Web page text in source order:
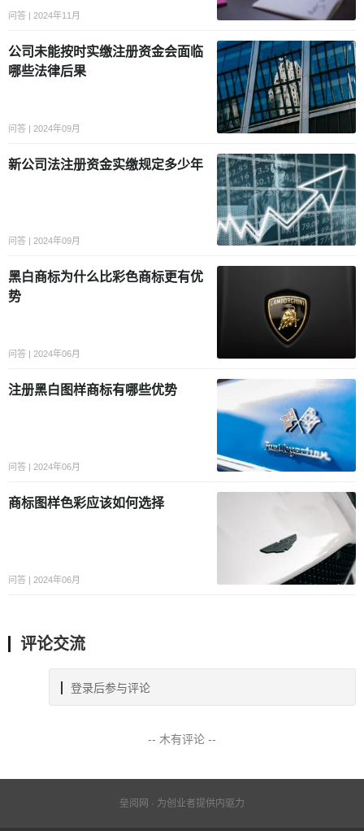
问答 | 2024年11月
公司未能按时实缴注册资金会面临
哪些法律后果
问答 | 2024年09月
新公司法注册资金实缴规定多少年
问答 | 2024年09月
黑白商标为什么比彩色商标更有优
势
问答 | 2024年06月
注册黑白图样商标有哪些优势
问答 | 2024年06月
商标图样色彩应该如何选择
问答 | 2024年06月
评论交流
登录后参与评论
-- 木有评论 --
垒阅网 · 为创业者提供内驱力